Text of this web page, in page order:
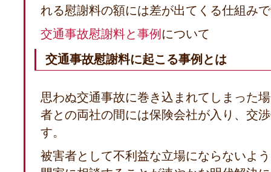
れる慰謝料の額には差が出てくる仕組み
交通事故慰謝料と事例 について
交通事故慰謝料に起こる事例とは
思わぬ交通事故に巻き込まれてしまった
者との両社の間には保険会社が入り、交
す。
被害者として不利益な立場にならないよ